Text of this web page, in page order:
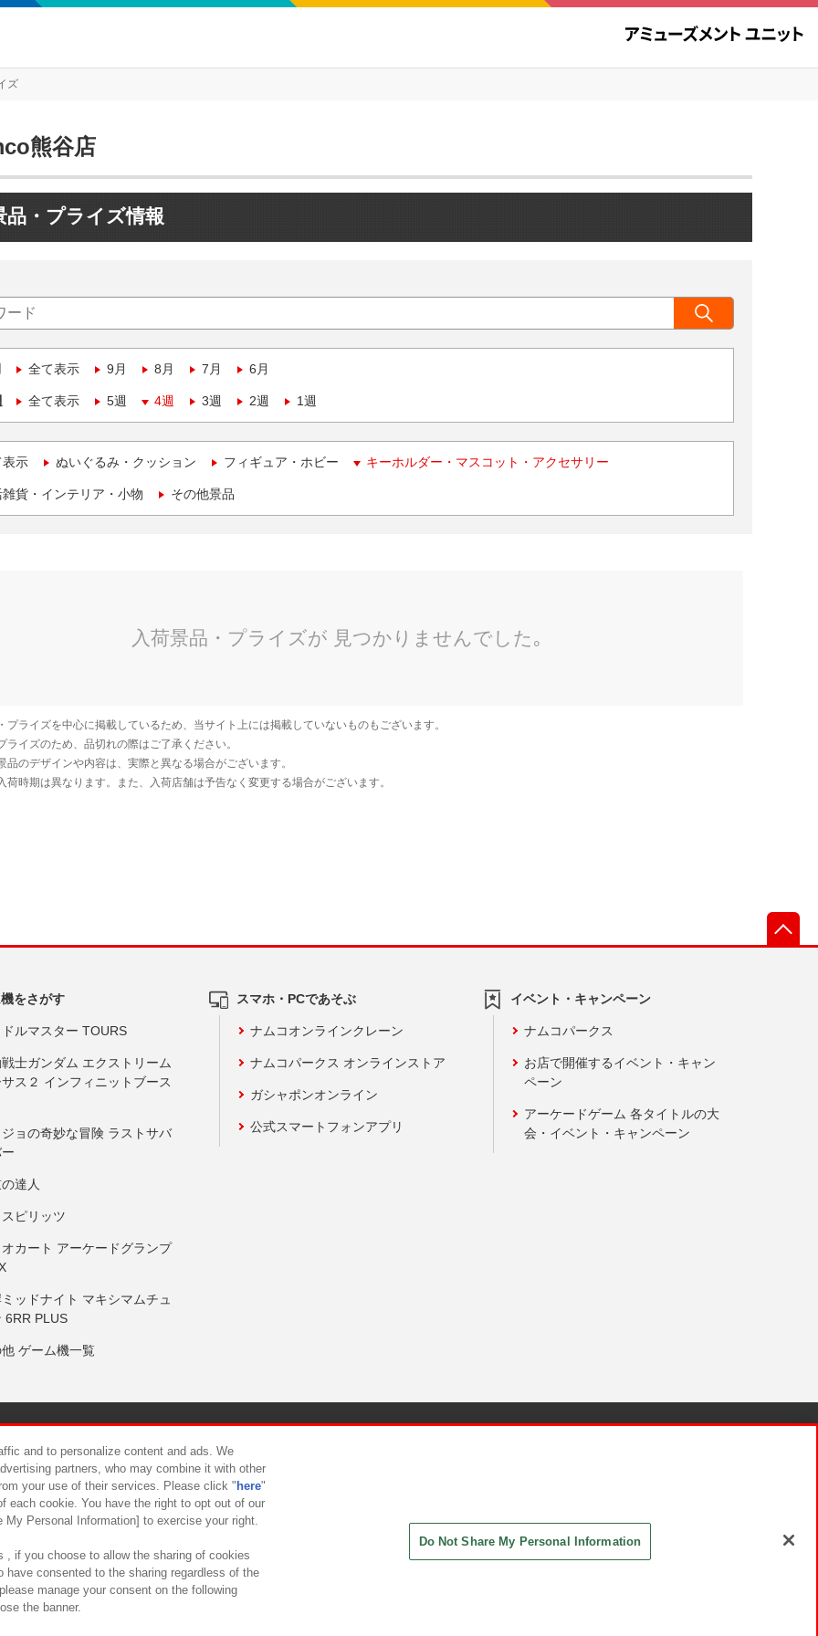
ズ
熊谷店
品・プライズ情報
全て表示 9月 8月 7月 6月
全て表示 5週 4週 3週 2週 1週
表示 ぬいぐるみ・クッション フィギュア・ホビー キーホルダー・マスコット・アクセサリー
貨・インテリア・小物 その他景品
をさがす
ルマスター TOURS
士ガンダム エクストリーム
ス２ インフィニットブース
ョの奇妙な冒険 ラストサバ
達人
ピリッツ
カート アーケードグランプ
ッドナイト マキシマムチュ
6RR PLUS
ゲーム機一覧
スマホ・PCであそぶ
ナムコオンラインクレーン
ナムコパークス オンラインストア
ガシャポンオンライン
公式スマートフォンアプリ
イベント・キャンペーン
ナムコパークス
お店で開催するイベント・キャン
ペーン
アーケードゲーム 各タイトルの大
会・イベント・キャンペーン
について カスタマーハラスメント対応方針
and to personalize content and ads. We
partners, who may combine it with other
your use of their services. Please click " here"
each cookie. You have the right to opt out of our
Personal Information] to exercise your right.
, if you choose to allow the sharing of cookies
have consented to the sharing regardless of the
manage your consent on the following
the banner.
Do Not Share My Personal Information